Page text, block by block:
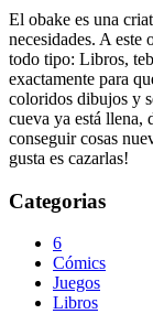
El obake es una
necesidades. A este
todo tipo: Libros,
exactamente para
coloridos dibujos y
cueva ya está llena,
conseguir cosas
gusta es cazarlas!
Categorias
6
Cómics
Juegos
Libros